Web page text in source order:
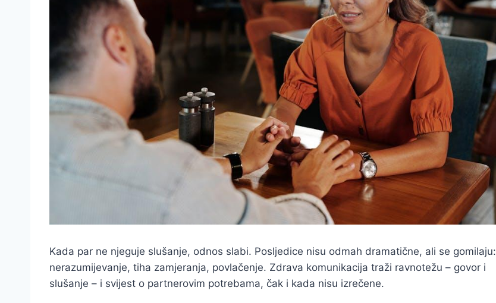
Kada par ne njeguje slušanje, odnos slabi. Posljedice nisu odmah dramatične, ali se gomilaju:
nerazumijevanje, tiha zamjeranja, povlačenje. Zdrava komunikacija traži ravnotežu – govor i
slušanje – i svijest o partnerovim potrebama, čak i kada nisu izrečene.